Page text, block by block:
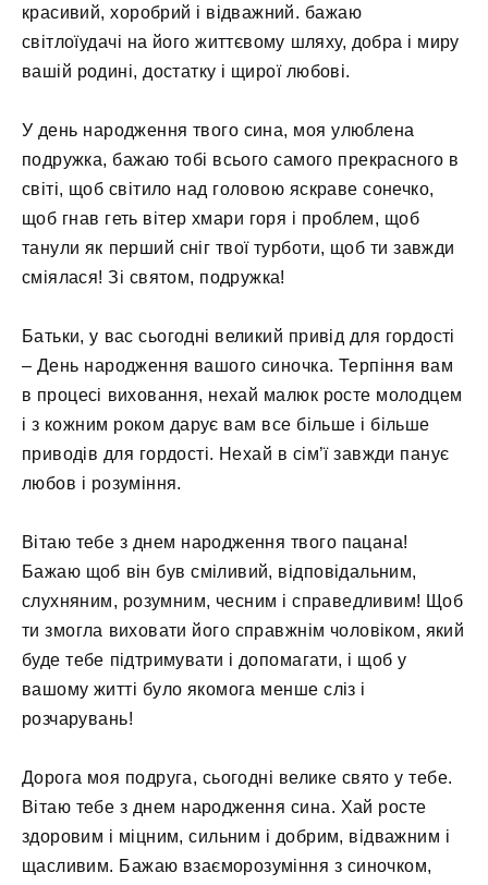
красивий, хоробрий і відважний. бажаю
світлоїудачі на його життєвому шляху, добра і миру
вашій родині, достатку і щирої любові.
У день народження твого сина, моя улюблена
подружка, бажаю тобі всього самого прекрасного в
світі, щоб світило над головою яскраве сонечко,
щоб гнав геть вітер хмари горя і проблем, щоб
танули як перший сніг твої турботи, щоб ти завжди
сміялася! Зі святом, подружка!
Батьки, у вас сьогодні великий привід для гордості
– День народження вашого синочка. Терпіння вам
в процесі виховання, нехай малюк росте молодцем
і з кожним роком дарує вам все більше і більше
приводів для гордості. Нехай в сім’ї завжди панує
любов і розуміння.
Вітаю тебе з днем ​​народження твого пацана!
Бажаю щоб він був сміливий, відповідальним,
слухняним, розумним, чесним і справедливим! Щоб
ти змогла виховати його справжнім чоловіком, який
буде тебе підтримувати і допомагати, і щоб у
вашому житті було якомога менше сліз і
розчарувань!
Дорога моя подруга, сьогодні велике свято у тебе.
Вітаю тебе з днем ​​народження сина. Хай росте
здоровим і міцним, сильним і добрим, відважним і
щасливим. Бажаю взаєморозуміння з синочком,